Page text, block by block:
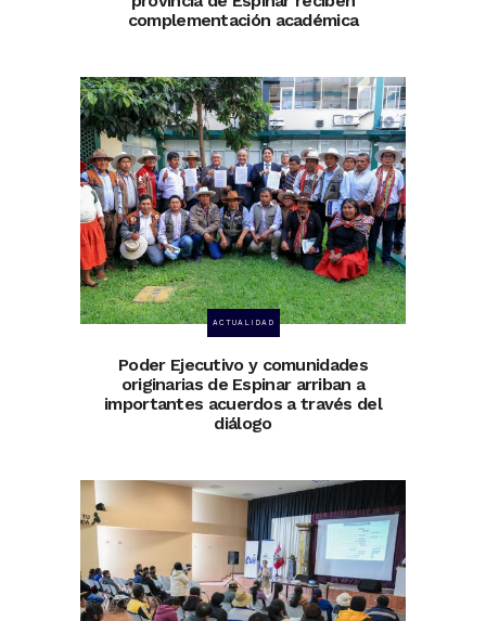
complementación académica
ACTUALIDAD
Poder Ejecutivo y comunidades
originarias de Espinar arriban a
importantes acuerdos a través del
diálogo